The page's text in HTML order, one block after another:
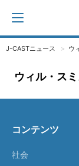
J-CASTニュース ウ
ウィル・ス
コンテンツ
社会